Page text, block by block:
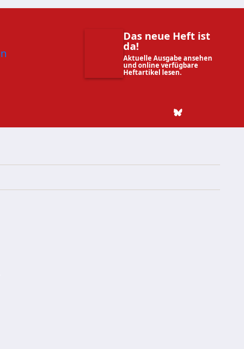
Das neue Heft ist
da!
Aktuelle Ausgabe ansehen
und online verfügbare
Heftartikel lesen.